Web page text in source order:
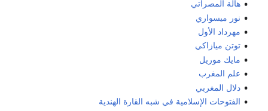
هالة المصراتي
نور ميسواري
مهرداد الأول
توتن ميازاكي
مايك موريل
علم المغرب
دلال المغربي
الفتوحات الإسلامية في شبه القارة الهندية